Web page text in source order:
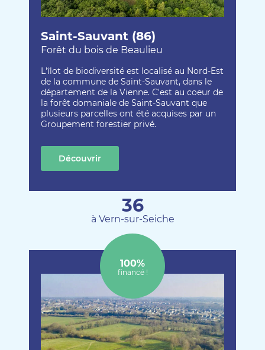
Saint-Sauvant (86)
Forêt du bois de Beaulieu
L'îlot de biodiversité est localisé au Nord-Est
de la commune de Saint-Sauvant, dans le
département de la Vienne. C'est au coeur de
la forêt domaniale de Saint-Sauvant que
plusieurs parcelles ont été acquises par un
Groupement forestier privé.
Découvrir
36
à Vern-sur-Seiche
100%
financé !